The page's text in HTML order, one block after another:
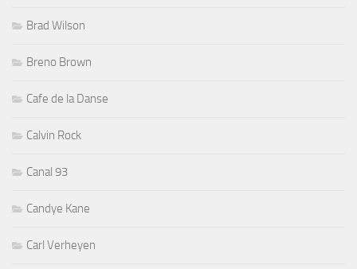
Brad Wilson
Breno Brown
Cafe de la Danse
Calvin Rock
Canal 93
Candye Kane
Carl Verheyen